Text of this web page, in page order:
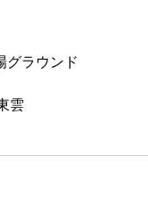
グラウンド
東雲